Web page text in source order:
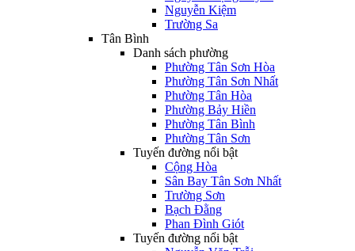
Nguyễn Kiệm
Trường Sa
Tân Bình
Danh sách phường
Phường Tân Sơn Hòa
Phường Tân Sơn Nhất
Phường Tân Hòa
Phường Bảy Hiền
Phường Tân Bình
Phường Tân Sơn
Tuyến đường nổi bật
Cộng Hòa
Sân Bay Tân Sơn Nhất
Trường Sơn
Bạch Đằng
Phan Đình Giót
Tuyến đường nổi bật